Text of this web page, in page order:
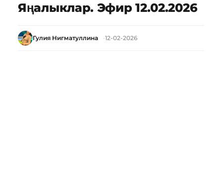
Яңалыклар. Эфир 12.02.2026
Гулия Нигматуллина 12-02-2026